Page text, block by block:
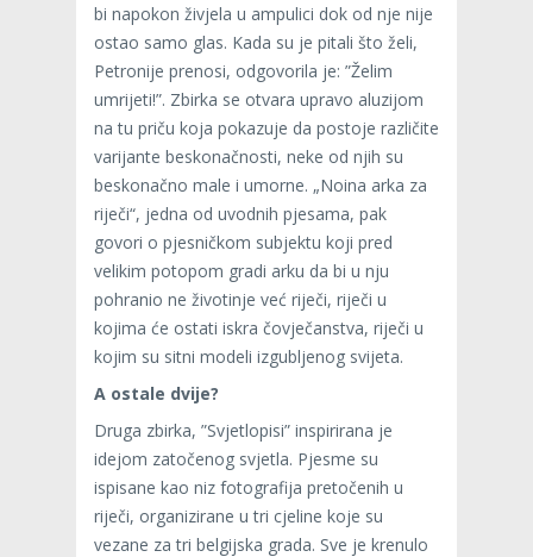
bi napokon živjela u ampulici dok od nje nije
ostao samo glas. Kada su je pitali što želi,
Petronije prenosi, odgovorila je: ”Želim
umrijeti!”. Zbirka se otvara upravo aluzijom
na tu priču koja pokazuje da postoje različite
varijante beskonačnosti, neke od njih su
beskonačno male i umorne. „Noina arka za
riječi“, jedna od uvodnih pjesama, pak
govori o pjesničkom subjektu koji pred
velikim potopom gradi arku da bi u nju
pohranio ne životinje već riječi, riječi u
kojima će ostati iskra čovječanstva, riječi u
kojim su sitni modeli izgubljenog svijeta.
A ostale dvije?
Druga zbirka, ”Svjetlopisi” inspirirana je
idejom zatočenog svjetla. Pjesme su
ispisane kao niz fotografija pretočenih u
riječi, organizirane u tri cjeline koje su
vezane za tri belgijska grada. Sve je krenulo